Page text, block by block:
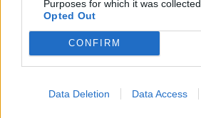
Purposes for which it was collected.
Opted Out
CONFIRM
Data Deletion Data Access